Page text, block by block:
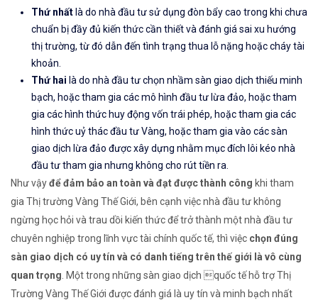
Thứ nhấtlà do nhà đầu tư sử dụng đòn bẩy cao trong khi chưa
chuẩn bị đầy đủ kiến thức cần thiết và đánh giá sai xu hướng
thị trường, từ đó dẫn đến tình trạng thua lỗ nặng hoặc cháy tài
khoản.
Thứ hai là do nhà đầu tư chọn nhầm sàn giao dịch thiếu minh
bạch, hoặc tham gia các mô hình đầu tư lừa đảo, hoặc tham
gia các hình thức huy động vốn trái phép, hoặc tham gia các
hình thức uỷ thác đầu tư Vàng, hoặc tham gia vào các sàn
giao dịch lừa đảo được xây dựng nhằm mục đích lôi kéo nhà
đầu tư tham gia nhưng không cho rút tiền ra.
Như vậyđể đảm bảo an toàn và đạt được thành công khi tham
gia Thị trường Vàng Thế Giới, bên cạnh việc nhà đầu tư không
ngừng học hỏi và trau dồi kiến thức để trở thành một nhà đầu tư
chuyên nghiệp trong lĩnh vực tài chính quốc tế, thì việc chọn đúng
sàn giao dịch có uy tín và có danh tiếng trên thế giới là vô cùng
quan trọng . Một trong những sàn giao dịch quốc tế hỗ trợ Thị
Trường Vàng Thế Giới được đánh giá là uy tín và minh bạch nhất